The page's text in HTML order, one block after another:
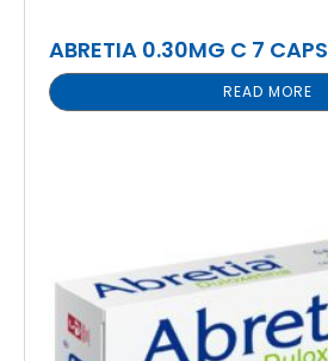
ABRETIA 0.30MG C 7 CAPS
READ MORE